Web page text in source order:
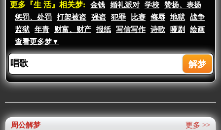
更多『生 活』相关梦: 金钱 婚礼派对 学校
赞扬、表扬
惩罚、处罚
打架被盗 强盗 犯罪 比赛 侮辱 地狱
战争
监狱
年青 财富、财产 报纸 写信写作 诗歌 哑剧
绘画
查看更多梦▼
更多 >>
周公解梦